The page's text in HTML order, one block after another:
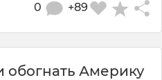
+89
0
Америку